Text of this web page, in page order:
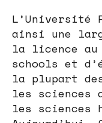
L’Université
ainsi une
la licence au
schools et
la plupart
les sciences
les sciences